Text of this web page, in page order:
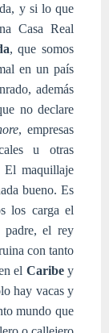
y si lo que
Casa Real
, que somos
en un país
además
no declare
, empresas
u otras
El maquillaje
bueno. Es
los carga el
el rey
con tanto
el Caribey
hay vacas y
mundo que